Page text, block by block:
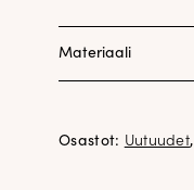
Materiaali
Osastot: Uutuudet,